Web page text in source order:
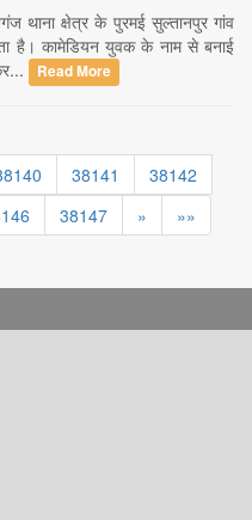
थाना क्षेत्र के पुरमई सुल्तानपुर गांव
है। कामेडियन युवक के नाम से बनाई
Read More
38141
38142
38147 » »»